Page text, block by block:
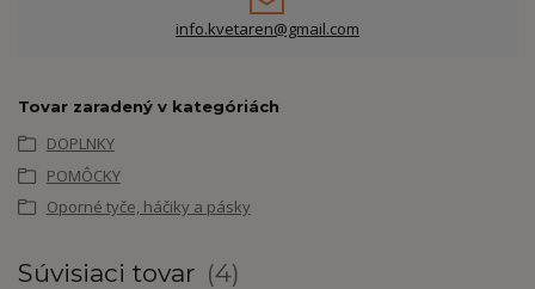
info.kvetaren@gmail.com
Tovar zaradený v kategóriách
DOPLNKY
POMÔCKY
Oporné tyče, háčiky a pásky
Súvisiaci tovar 4